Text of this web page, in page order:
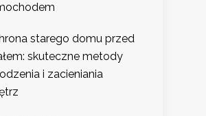
starego domu przed
skuteczne metody
i zacieniania